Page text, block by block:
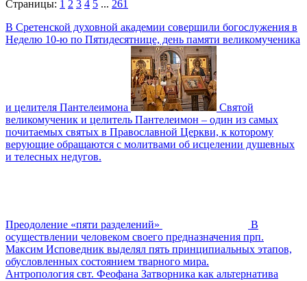
Страницы: 1 2 3 4 5 ... 261
В Сретенской духовной академии совершили богослужения в
Неделю 10-ю по Пятидесятнице, день памяти великомученика
и целителя Пантелеимона
Святой
великомученик и целитель Пантелеимон – один из самых
почитаемых святых в Православной Церкви, к которому
верующие обращаются с молитвами об исцелении душевных
и телесных недугов.
Преодоление «пяти разделений»
В
осуществлении человеком своего предназначения прп.
Максим Исповедник выделял пять принципиальных этапов,
обусловленных состоянием тварного мира.
Антропология свт. Феофана Затворника как альтернатива